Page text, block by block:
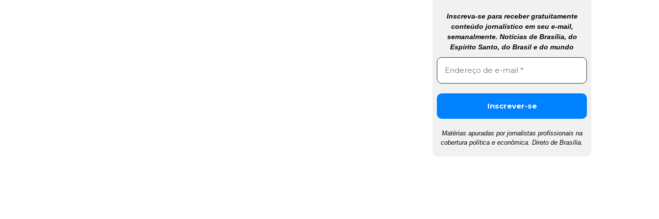
Inscreva-se para receber gratuitamente
conteúdo jornalístico em seu e-mail,
semanalmente. Notícias de Brasília, do
Espírito Santo, do Brasil e do mundo
Matérias apuradas por jornalistas profissionais na
cobertura política e econômica. Direto de Brasília.